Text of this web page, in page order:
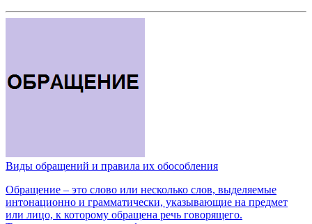
Виды обращений и правила их обособления
Обращение – это слово или несколько слов, выделяемые
интонационно и грамматически, указывающие на предмет
или лицо, к которому обращена речь говорящего.